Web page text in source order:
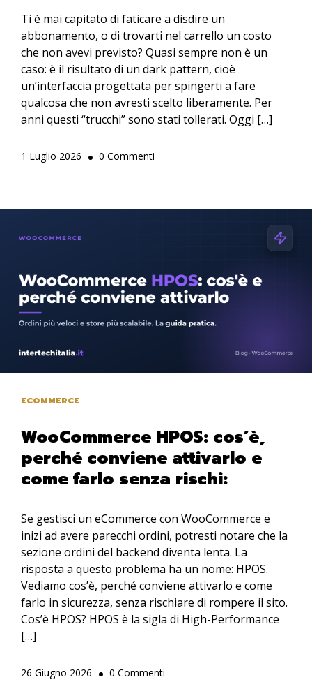
Ti è mai capitato di faticare a disdire un
abbonamento, o di trovarti nel carrello un costo
che non avevi previsto? Quasi sempre non è un
caso: è il risultato di un dark pattern, cioè
un’interfaccia progettata per spingerti a fare
qualcosa che non avresti scelto liberamente. Per
anni questi “trucchi” sono stati tollerati. Oggi […]
1 Luglio 2026 0 Commenti
ECOMMERCE
WooCommerce HPOS: cos’è,
perché conviene attivarlo e
come farlo senza rischi:
Se gestisci un eCommerce con WooCommerce e
inizi ad avere parecchi ordini, potresti notare che la
sezione ordini del backend diventa lenta. La
risposta a questo problema ha un nome: HPOS.
Vediamo cos’è, perché conviene attivarlo e come
farlo in sicurezza, senza rischiare di rompere il sito.
Cos’è HPOS? HPOS è la sigla di High-Performance
[…]
26 Giugno 2026 0 Commenti